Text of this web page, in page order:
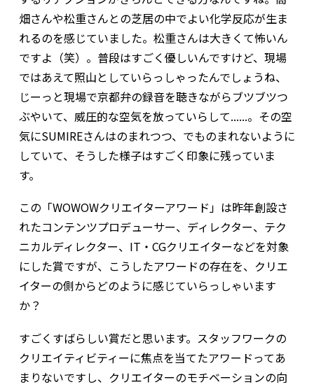
畑さんや松重さんとの芝居の中でよい化学反応が生ま
れるのを感じていました。松重さんは大きくて怖いん
ですよ（笑）。普段はすごく優しいんですけど、現場
ではあえて照山としていらっしゃったんでしょうね、
じーっと現場で京都弁の録音を聴きながらブツブツつ
ぶやいて、威圧的な空気を放っていらして......。その空
気にSUMIREさんはのまれつつ、でものまれないように
していて、そうした様子はすごく印象に残っていま
す。
――この「WOWOWクリエイターアワード」は昨年創設さ
れたコンテンツプロデューサー、ディレクター、テク
ニカルディレクター、IT・CGクリエイターなどを対象
にした賞ですが、こうしたアワードの存在を、クリエ
イターの側からどのように感じていらっしゃいます
か？
すごくすばらしい賞だと思います。スタッフワークの
クリエイティビティーに焦点を当てたアワードってあ
まりないですし、クリエイターのモチベーションの向